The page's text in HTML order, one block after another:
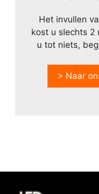
Het invullen
kost u slechts 2
u tot niets,
> Naar